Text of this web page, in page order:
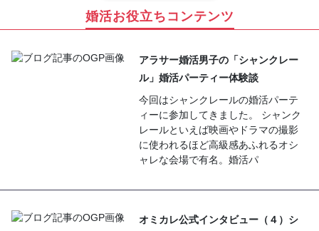
婚活お役立ちコンテンツ
アラサー婚活男子の「シャンクレー
ル」婚活パーティー体験談
今回はシャンクレールの婚活パーテ
ィーに参加してきました。 シャンク
レールといえば映画やドラマの撮影
に使われるほど高級感あふれるオシ
ャレな会場で有名。婚活パ
オミカレ公式インタビュー（４）シ